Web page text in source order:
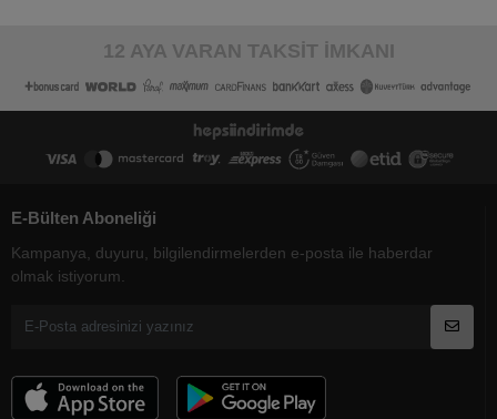
12 AYA VARAN TAKSİT İMKANI
E-Bülten Aboneliği
Kampanya, duyuru, bilgilendirmelerden e-posta ile haberdar
olmak istiyorum.